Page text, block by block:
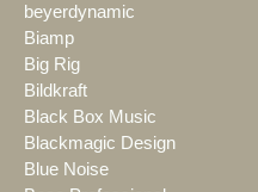
beyerdynamic
Biamp
Big Rig
Bildkraft
Black Box Music
Blackmagic Design
Blue Noise